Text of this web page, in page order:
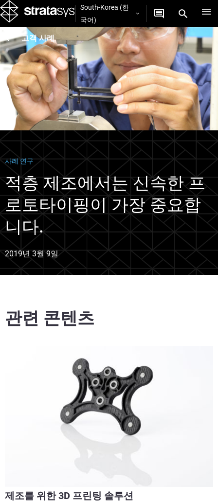
South-Korea (한
국어)
고객 사례
사례 연구
적층 제조에서는 신속한 프
로토타이핑이 가장 중요합
니다.
2019년 3월 9일
관련 콘텐츠
제조를 위한 3D 프린팅 솔루션